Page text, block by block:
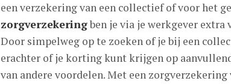
een verzekering van een collectief of voor het
zorgverzekeringben je via je werkgever
Door simpelweg op te zoeken of je bij een
erachter of je korting kunt krijgen op
van andere voordelen. Met een